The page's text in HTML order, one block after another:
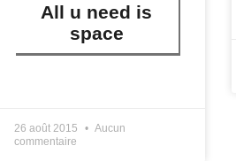
All u need is
space
26 août 2015
Aucun
commentaire